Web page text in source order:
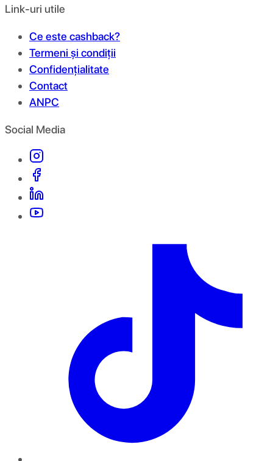
Link-uri utile
Ce este cashback?
Termeni și condiții
Confidențialitate
Contact
ANPC
Social Media